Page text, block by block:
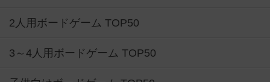
2人用ボードゲーム TOP50
3～4人用ボードゲーム TOP50